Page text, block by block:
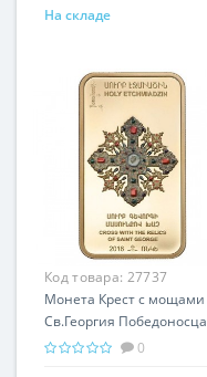
На складе
Код товара: 27737
Монета Крест с мощами
Св.Георгия Победоносца
серебро 25.00 гр -
0